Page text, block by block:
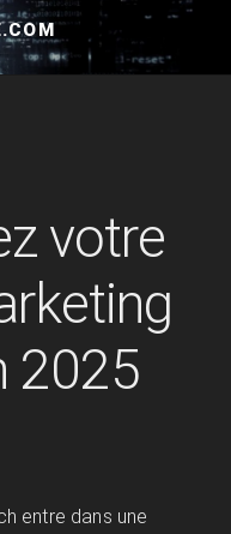
votre
2025
entre dans une